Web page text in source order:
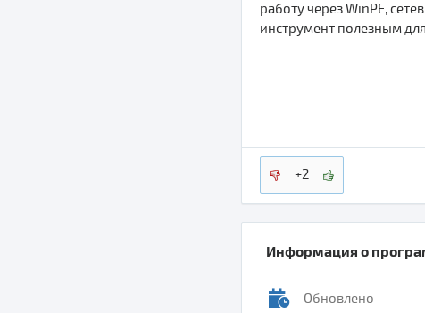
работу через WinPE,
инструмент полезным
+2
Информация о
Обновлено